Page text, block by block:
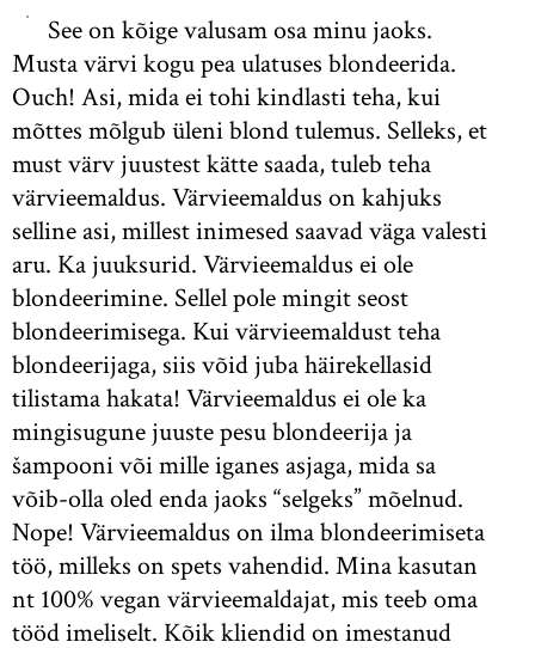
See on kõige valusam osa minu jaoks.
Musta värvi kogu pea ulatuses blondeerida.
Ouch! Asi, mida ei tohi kindlasti teha, kui
mõttes mõlgub üleni blond tulemus. Selleks, et
must värv juustest kätte saada, tuleb teha
värvieemaldus. Värvieemaldus on kahjuks
selline asi, millest inimesed saavad väga valesti
aru. Ka juuksurid. Värvieemaldus ei ole
blondeerimine. Sellel pole mingit seost
blondeerimisega. Kui värvieemaldust teha
blondeerijaga, siis võid juba häirekellasid
tilistama hakata! Värvieemaldus ei ole ka
mingisugune juuste pesu blondeerija ja
šampooni või mille iganes asjaga, mida sa
võib-olla oled enda jaoks “selgeks” mõelnud.
Nope! Värvieemaldus on ilma blondeerimiseta
töö, milleks on spets vahendid. Mina kasutan
nt 100% vegan värvieemaldajat, mis teeb oma
tööd imeliselt. Kõik kliendid on imestanud